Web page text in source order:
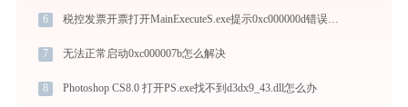
6 税控发票开票打开MainExecuteS.exe提示0xc000000d错误码怎么办
7 无法正常启动0xc000007b怎么解决
8 Photoshop CS8.0 打开PS.exe找不到d3dx9_43.dll怎么办